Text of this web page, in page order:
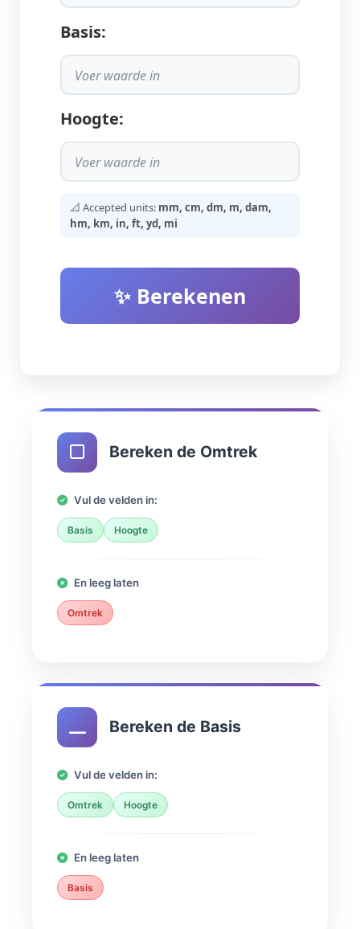
Basis:
Hoogte:
📐 Accepted units: mm, cm, dm, m, dam,
hm, km, in, ft, yd, mi
✨ Berekenen
Bereken de Omtrek
Vul de velden in:
Basis Hoogte
En leeg laten
Omtrek
Bereken de Basis
Vul de velden in:
Omtrek Hoogte
En leeg laten
Basis